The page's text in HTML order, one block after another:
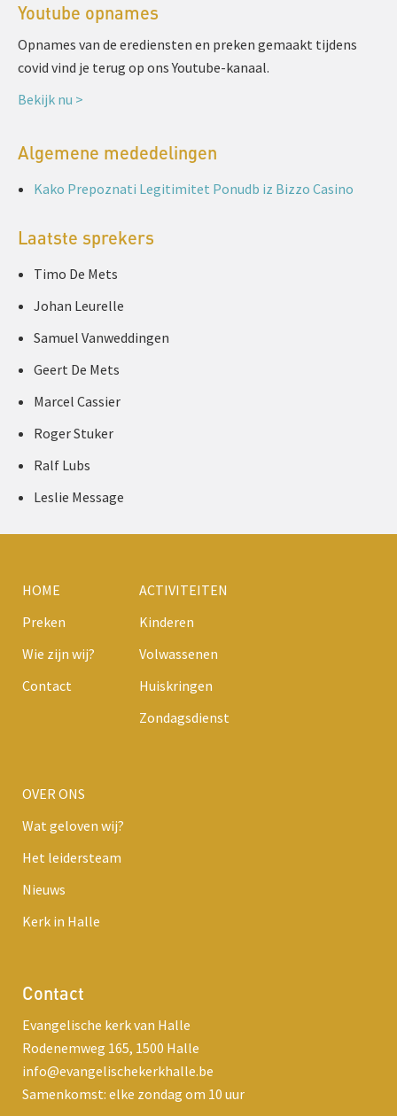
Youtube opnames
Opnames van de erediensten en preken gemaakt tijdens
covid vind je terug op ons Youtube-kanaal.
Bekijk nu >
Algemene mededelingen
Kako Prepoznati Legitimitet Ponudb iz Bizzo Casino
Laatste sprekers
Timo De Mets
Johan Leurelle
Samuel Vanweddingen
Geert De Mets
Marcel Cassier
Roger Stuker
Ralf Lubs
Leslie Message
HOME
Preken
Wie zijn wij?
Contact
ACTIVITEITEN
Kinderen
Volwassenen
Huiskringen
Zondagsdienst
OVER ONS
Wat geloven wij?
Het leidersteam
Nieuws
Kerk in Halle
Contact
Evangelische kerk van Halle
Rodenemweg 165, 1500 Halle
info@evangelischekerkhalle.be
Samenkomst: elke zondag om 10 uur